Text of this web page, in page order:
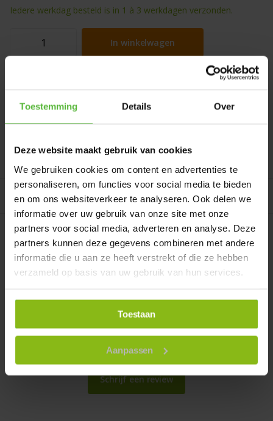
Toestemming Details Over
Deze website maakt gebruik van cookies
We gebruiken cookies om content en advertenties te
personaliseren, om functies voor social media te bieden
en om ons websiteverkeer te analyseren. Ook delen we
informatie over uw gebruik van onze site met onze
partners voor social media, adverteren en analyse. Deze
partners kunnen deze gegevens combineren met andere
informatie die u aan ze heeft verstrekt of die ze hebben
verzameld op basis van uw gebruik van hun services.
Toestaan
Aanpassen
Iedere werkdag besteld is in 1 à 3 werkdagen verzonden.
In winkelwagen
Gratis verzending
vanaf 75 euro in Nederland en België
Persoonlijk advies
via telefoon, mail of in onze showroom
Gerelateerde producten
Product reviews
0uit 5
Dit product heeft nog geen
beoordelingen
Schrijf een review